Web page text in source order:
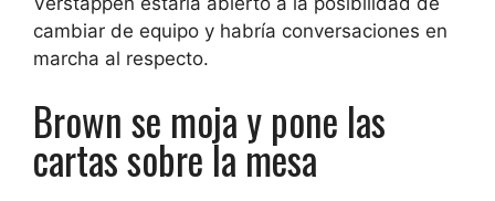
cambiar de equipo y habría conversaciones en
marcha al respecto.
Brown se moja y pone las
cartas sobre la mesa